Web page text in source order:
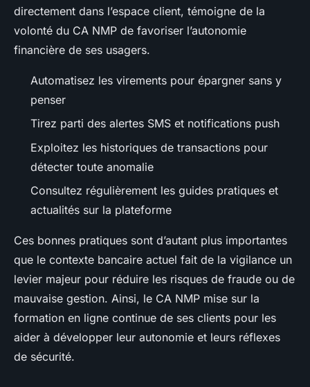
directement dans l’espace client, témoigne de la
volonté du CA NMP de favoriser l’autonomie
financière de ses usagers.
Automatisez les virements pour épargner sans y
penser
Tirez parti des alertes SMS et notifications push
Exploitez les historiques de transactions pour
détecter toute anomalie
Consultez régulièrement les guides pratiques et
actualités sur la plateforme
Ces bonnes pratiques sont d’autant plus importantes
que le contexte bancaire actuel fait de la vigilance un
levier majeur pour réduire les risques de fraude ou de
mauvaise gestion. Ainsi, le CA NMP mise sur la
formation en ligne continue de ses clients pour les
aider à développer leur autonomie et leurs réflexes
de sécurité.